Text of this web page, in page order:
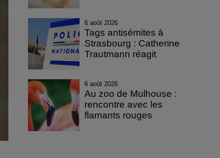
6 août 2026
Tags antisémites à
Strasbourg : Catherine
Trautmann réagit
6 août 2026
Au zoo de Mulhouse :
rencontre avec les
flamants rouges